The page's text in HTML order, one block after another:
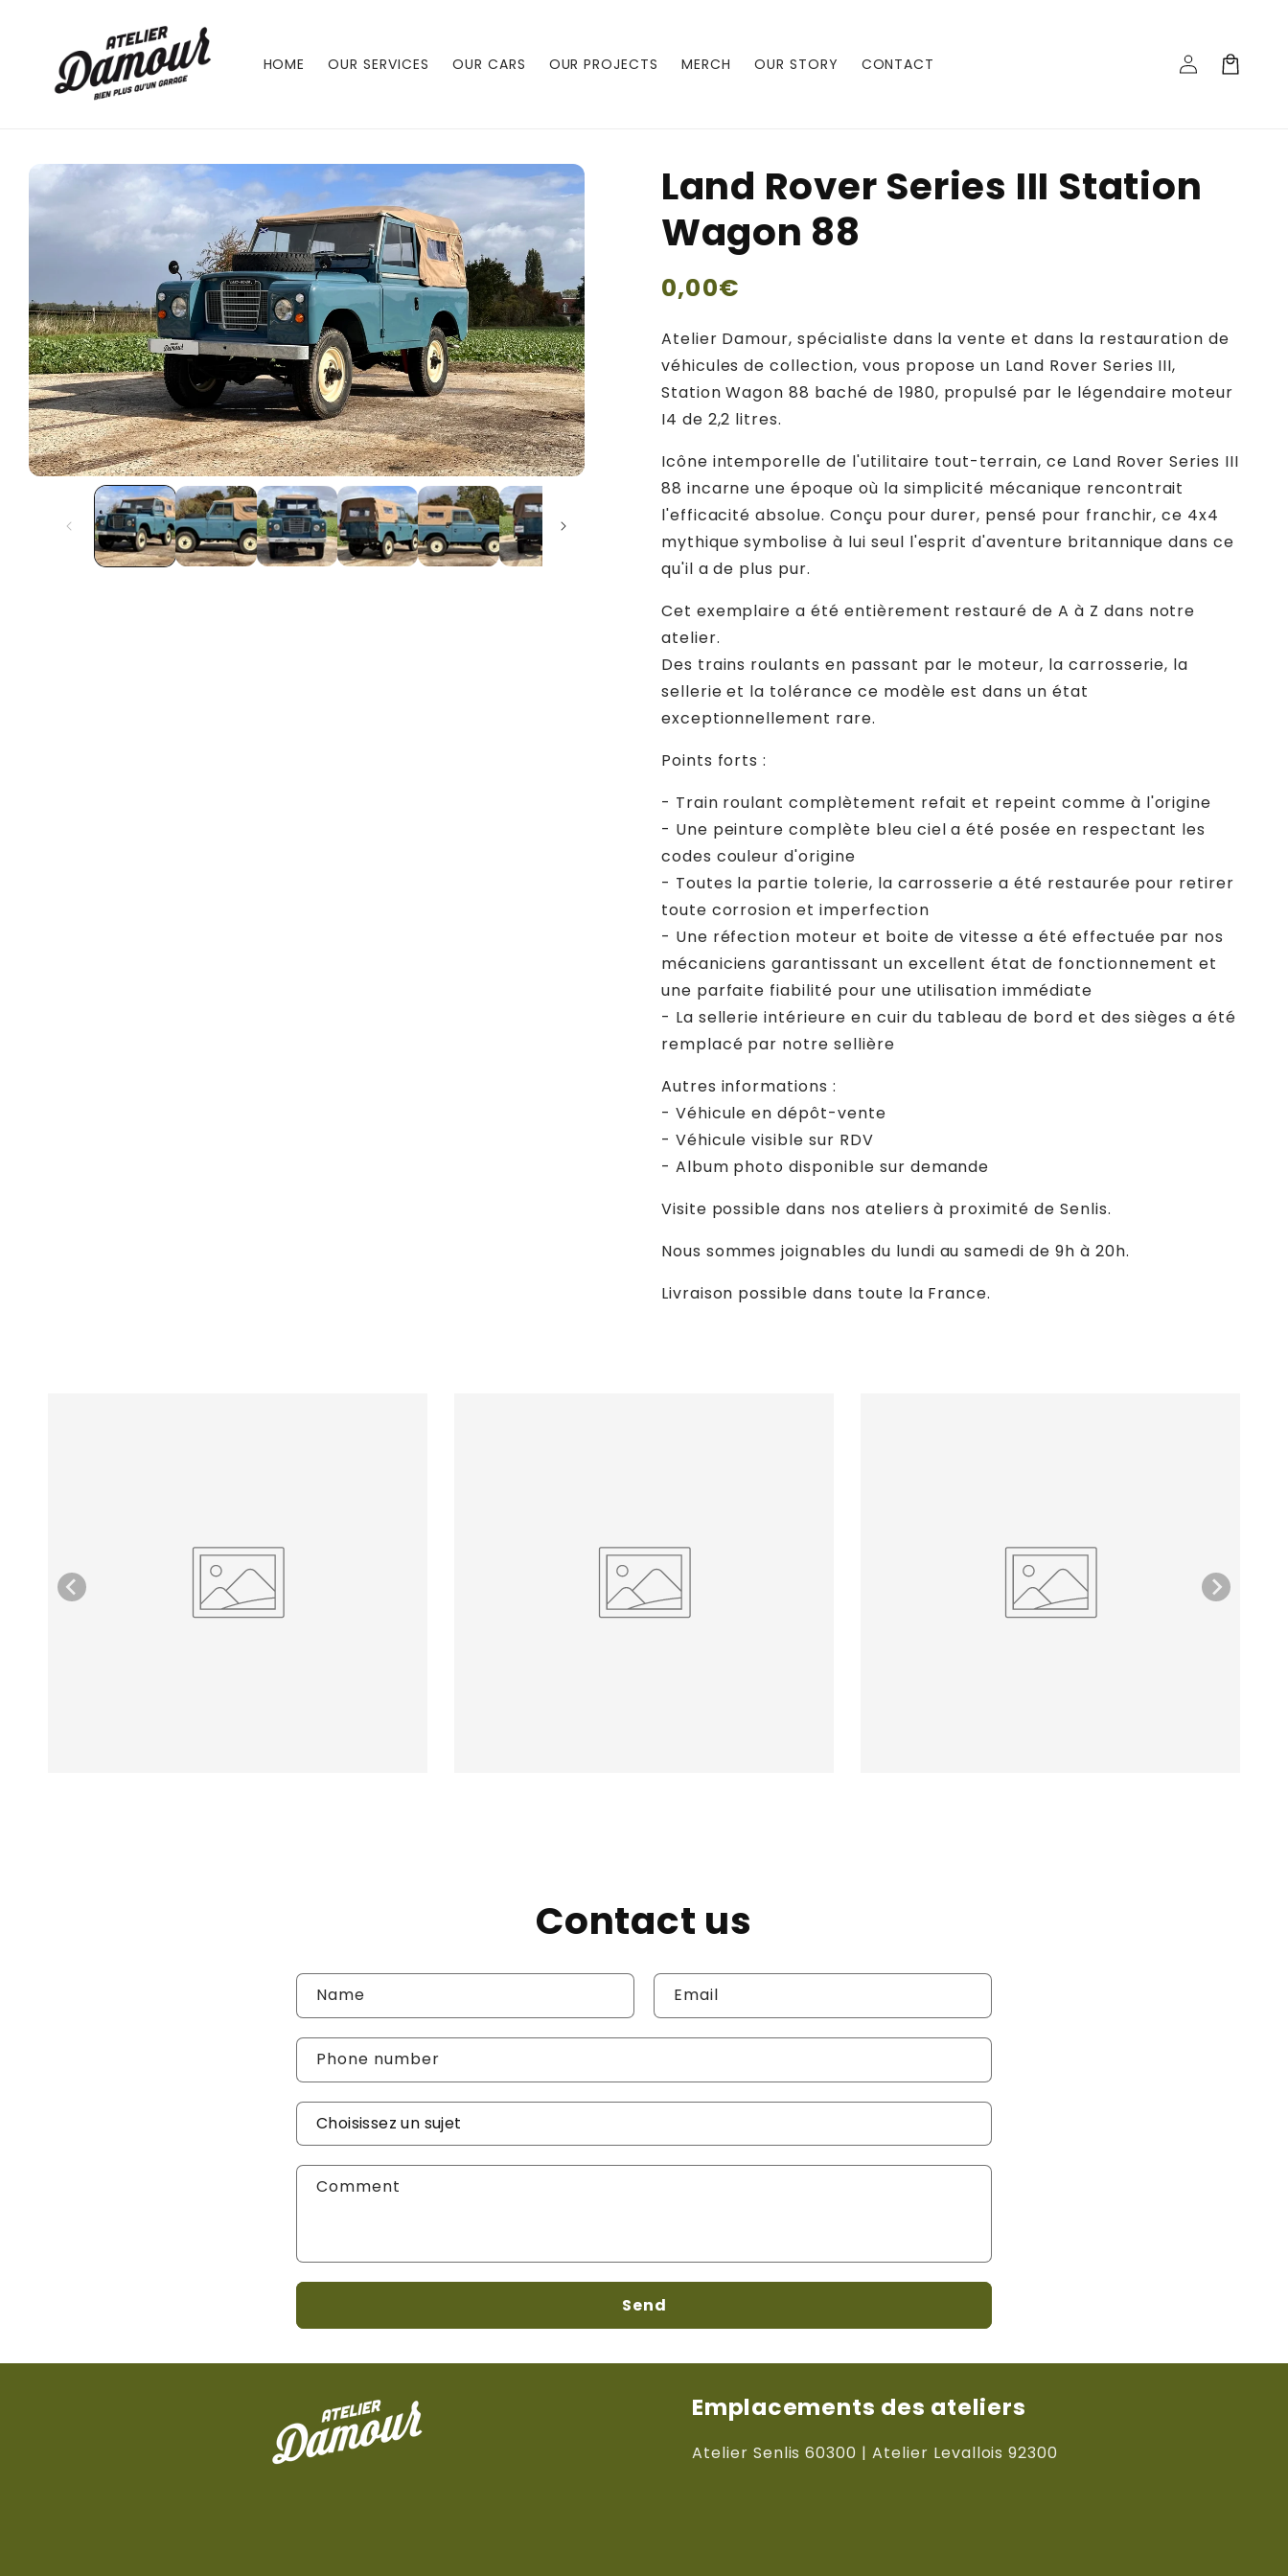
HOME OUR SERVICES OUR CARS OUR PROJECTS MERCH OUR STORY CONTACT
Log
Cart
Skip to
product
Land Rover Series III Station
Wagon 88
Regular
0,00€
Atelier Damour, spécialiste dans la vente et dans la restauration de
véhicules de collection, vous propose un Land Rover Series III,
Station Wagon 88 baché de 1980, propulsé par le légendaire moteur
I4 de 2,2 litres.
Icône intemporelle de l'utilitaire tout-terrain, ce Land Rover Series III
88 incarne une époque où la simplicité mécanique rencontrait
l'efficacité absolue. Conçu pour durer, pensé pour franchir, ce 4x4
mythique symbolise à lui seul l'esprit d'aventure britannique dans ce
qu'il a de plus pur.
Cet exemplaire a été entièrement restauré de A à Z dans notre
atelier.
Des trains roulants en passant par le moteur, la carrosserie, la
sellerie et la tolérance ce modèle est dans un état
exceptionnellement rare.
Points forts :
- Train roulant complètement refait et repeint comme à l'origine
- Une peinture complète bleu ciel a été posée en respectant les
codes couleur d'origine
- Toutes la partie tolerie, la carrosserie a été restaurée pour retirer
toute corrosion et imperfection
- Une réfection moteur et boite de vitesse a été effectuée par nos
mécaniciens garantissant un excellent état de fonctionnement et
une parfaite fiabilité pour une utilisation immédiate
- La sellerie intérieure en cuir du tableau de bord et des sièges a été
remplacé par notre sellière
Autres informations :
- Véhicule en dépôt-vente
- Véhicule visible sur RDV
- Album photo disponible sur demande
Visite possible dans nos ateliers à proximité de Senlis.
Nous sommes joignables du lundi au samedi de 9h à 20h.
Livraison possible dans toute la France.
Contact us
Name Email
Phone number
Sujet de votre demande
Comment
Send
Emplacements des ateliers
Atelier Senlis 60300 | Atelier Levallois 92300